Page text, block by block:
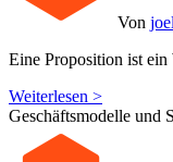
Von
Eine Proposition ist ein
Weiterlesen >
Geschäftsmodelle und